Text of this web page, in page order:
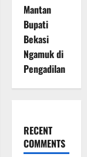
Mantan
Bupati
Bekasi
Ngamuk di
Pengadilan
RECENT
COMMENTS